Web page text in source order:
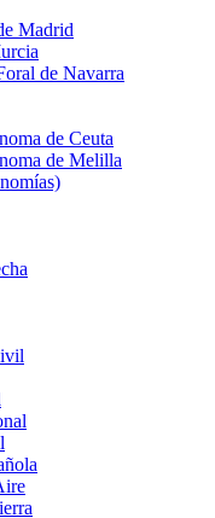
Madrid
de Navarra
de Ceuta
de Melilla